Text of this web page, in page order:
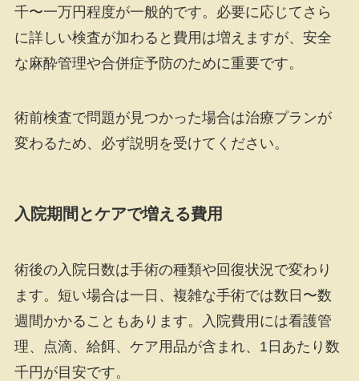
千〜一万円程度が一般的です。必要に応じてさら
に詳しい検査が加わると費用は増えますが、安全
な麻酔管理や合併症予防のために重要です。
術前検査で問題が見つかった場合は治療プランが
変わるため、必ず説明を受けてください。
入院期間とケアで増える費用
術後の入院日数は手術の種類や回復状況で変わり
ます。短い場合は一日、複雑な手術では数日〜数
週間かかることもあります。入院費用には看護管
理、点滴、給餌、ケア用品が含まれ、1日あたり数
千円が目安です。